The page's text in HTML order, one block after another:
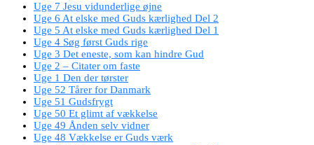
Uge 7 Jesu vidunderlige øjne
Uge 6 At elske med Guds kærlighed Del 2
Uge 5 At elske med Guds kærlighed Del 1
Uge 4 Søg først Guds rige
Uge 3 Det eneste, som kan hindre Gud
Uge 2 – Citater om faste
Uge 1 Den der tørster
Uge 52 Tårer for Danmark
Uge 51 Gudsfrygt
Uge 50 Et glimt af vækkelse
Uge 49 Ånden selv vidner
Uge 48 Vækkelse er Guds værk